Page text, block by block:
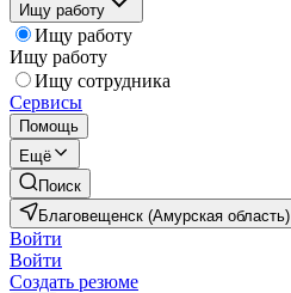
Ищу работу
Ищу работу
Ищу работу
Ищу сотрудника
Сервисы
Помощь
Ещё
Поиск
Благовещенск (Амурская область)
Войти
Войти
Создать резюме